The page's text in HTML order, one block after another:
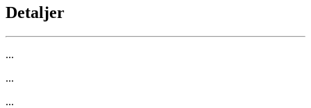
Detaljer
...
...
...